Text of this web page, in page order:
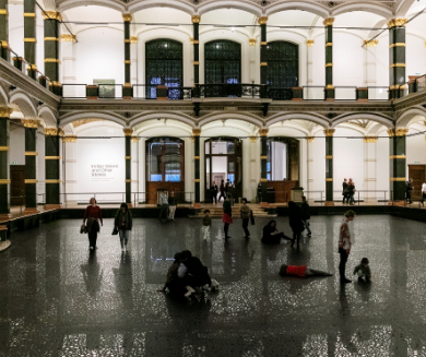
© Gropius Bau, Photo: Luca Girardini
11,
SERPENT (VERSION)at Gropius Bau, 2023, ©